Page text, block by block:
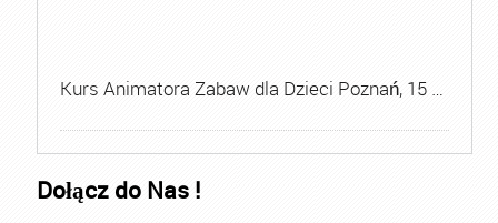
Kurs Animatora Zabaw dla Dzieci Poznań, 15 …
Dołącz do Nas !